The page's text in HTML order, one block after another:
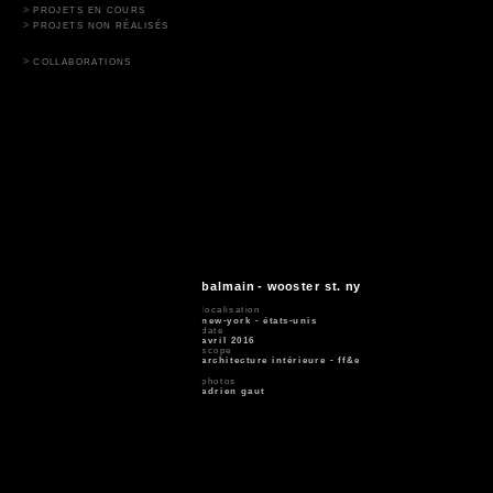
PROJETS EN COURS
PROJETS NON RÉALISÉS
COLLABORATIONS
balmain - wooster st. ny
localisation
new-york - états-unis
date
avril 2016
scope
architecture intérieure - ff&e
photos
adrien gaut